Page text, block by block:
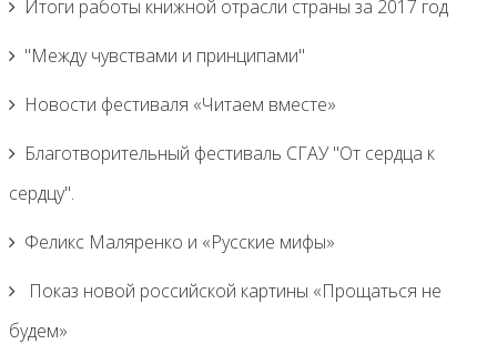
Итоги работы книжной отрасли страны за 2017 год
"Между чувствами и принципами"
Новости фестиваля «Читаем вместе»
Благотворительный фестиваль СГАУ "От сердца к
сердцу".
Феликс Маляренко и «Русские мифы»
Показ новой российской картины «Прощаться не
будем»